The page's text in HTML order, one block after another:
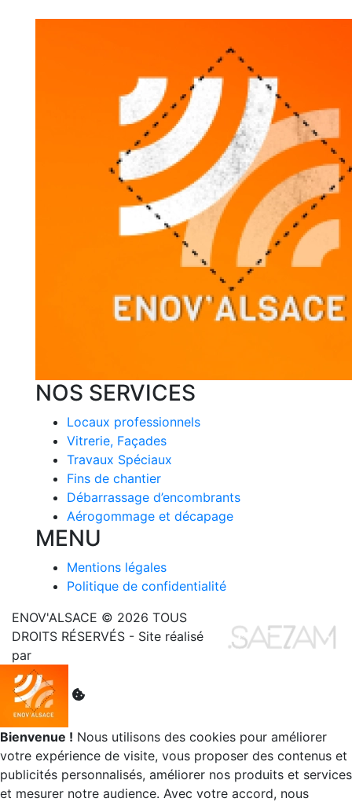
NOS SERVICES
Locaux professionnels
Vitrerie, Façades
Travaux Spéciaux
Fins de chantier
Débarrassage d’encombrants
Aérogommage et décapage
MENU
Mentions légales
Politique de confidentialité
ENOV'ALSACE © 2026 TOUS
DROITS RÉSERVÉS - Site réalisé
par
Bienvenue ! Nous utilisons des cookies pour améliorer
votre expérience de visite, vous proposer des contenus et
publicités personnalisés, améliorer nos produits et services
et mesurer notre audience. Avec votre accord, nous